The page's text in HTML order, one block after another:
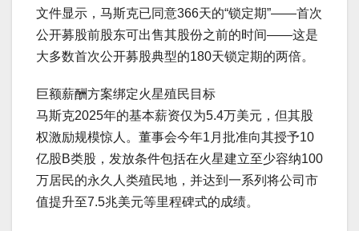
文件显示，马斯克已同意366天的“锁定期”——首次
公开募股前股东可出售其股份之前的时间——这是
大多数首次公开募股典型的180天锁定期的两倍。
巨额薪酬方案绑定火星殖民目标
马斯克2025年的基本薪资仅为5.4万美元，但其股
权激励规模惊人。董事会今年1月批准向其授予10
亿股B类股，发放条件包括在火星建立至少容纳100
万居民的永久人类殖民地，并达到一系列将公司市
值提升至7.5兆美元等里程碑式的成绩。